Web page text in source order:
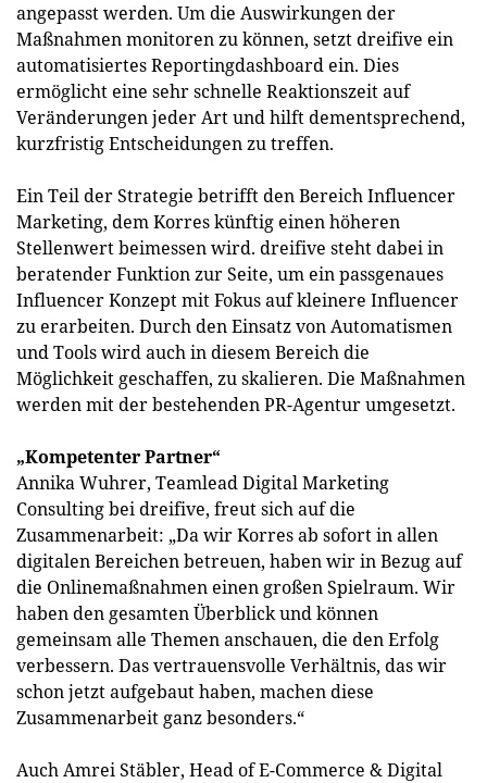
angepasst werden. Um die Auswirkungen der
Maßnahmen monitoren zu können, setzt dreifive ein
automatisiertes Reportingdashboard ein. Dies
ermöglicht eine sehr schnelle Reaktionszeit auf
Veränderungen jeder Art und hilft dementsprechend,
kurzfristig Entscheidungen zu treffen.
Ein Teil der Strategie betrifft den Bereich Influencer
Marketing, dem Korres künftig einen höheren
Stellenwert beimessen wird. dreifive steht dabei in
beratender Funktion zur Seite, um ein passgenaues
Influencer Konzept mit Fokus auf kleinere Influencer
zu erarbeiten. Durch den Einsatz von Automatismen
und Tools wird auch in diesem Bereich die
Möglichkeit geschaffen, zu skalieren. Die Maßnahmen
werden mit der bestehenden PR-Agentur umgesetzt.
„Kompetenter Partner“
Annika Wuhrer, Teamlead Digital Marketing
Consulting bei dreifive, freut sich auf die
Zusammenarbeit: „Da wir Korres ab sofort in allen
digitalen Bereichen betreuen, haben wir in Bezug auf
die Onlinemaßnahmen einen großen Spielraum. Wir
haben den gesamten Überblick und können
gemeinsam alle Themen anschauen, die den Erfolg
verbessern. Das vertrauensvolle Verhältnis, das wir
schon jetzt aufgebaut haben, machen diese
Zusammenarbeit ganz besonders.“
Auch Amrei Stäbler, Head of E-Commerce & Digital